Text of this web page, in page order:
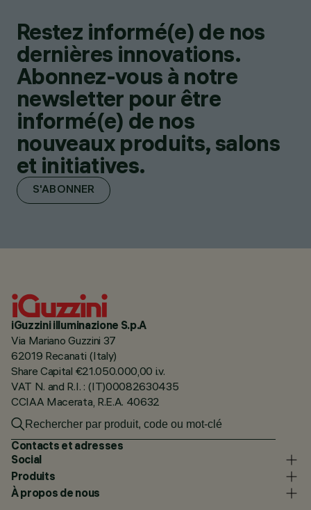
Restez informé(e) de nos
dernières innovations.
Abonnez-vous à notre
newsletter pour être
informé(e) de nos
nouveaux produits, salons
et initiatives.
S'ABONNER
iGuzzini illuminazione S.p.A
Via Mariano Guzzini 37
62019 Recanati (Italy)
Share Capital €21.050.000,00 i.v.
VAT N. and R.I. : (IT)00082630435
CCIAA Macerata, R.E.A. 40632
Contacts et adresses
Social
Produits
À propos de nous